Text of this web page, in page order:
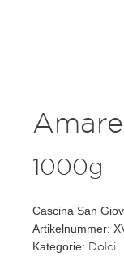
1000g
Cascina San
Artikelnummer:
Kategorie: Dolci